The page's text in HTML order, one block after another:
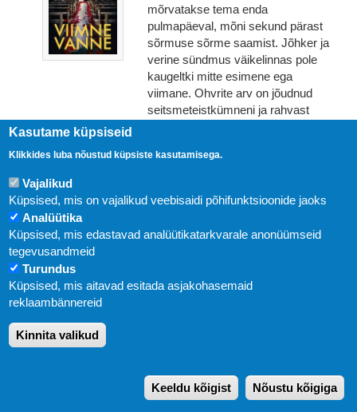
mõrvatakse tema enda
pulmapäeval, mõni sekund pärast
sõrmuse sõrme saamist. Jõhker ja
verine sündmus väikelinnas pole
kaugeltki mitte esimene ega
viimane. Ohvrite arv on jõudnud
seitsmeteistkümneni ja rahvast
võtab.
Lisa korvi
LAHESOPIS
aega isegi abielus. Ent sestsaadik,
kui Skye naasis Jewel Islandi
Kasutame küpsiseid
Klikkides luba nõustud küpsiste kasutamisega.
Vajalikud
Küpsised, mis on vajalikud veebisaidi põhifunktsioonide jaoks
Analüütika
Küpsised, mis edastavad analüütikatarkvarale anonüümseid
tegevusandmeid
Turundus
Küpsised, mis aitavad esitada asjakohasemaid
reklaambännereid
Kinnita valikud
Keeldu kõigist Nõustu kõigiga